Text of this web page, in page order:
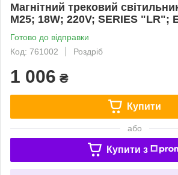
Магнітний трековий
M25; 18W; 220V; SERIES "LR";
Готово до відправки
Код: 761002
Роздріб
1 006 ₴
Купити
або
Купити з